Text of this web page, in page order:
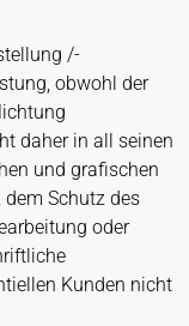
/-
obwohl der
daher in all seinen
und grafischen
dem Schutz des
oder
Kunden nicht